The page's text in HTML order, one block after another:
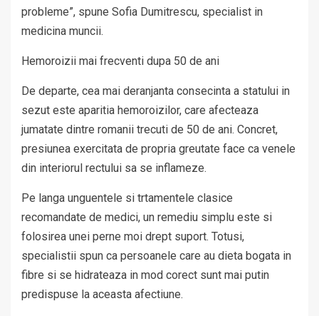
probleme”, spune Sofia Dumitrescu, specialist in
medicina muncii.
Hemoroizii mai frecventi dupa 50 de ani
De departe, cea mai deranjanta consecinta a statului in
sezut este aparitia hemoroizilor, care afecteaza
jumatate dintre romanii trecuti de 50 de ani. Concret,
presiunea exercitata de propria greutate face ca venele
din interiorul rectului sa se inflameze.
Pe langa unguentele si trtamentele clasice
recomandate de medici, un remediu simplu este si
folosirea unei perne moi drept suport. Totusi,
specialistii spun ca persoanele care au dieta bogata in
fibre si se hidrateaza in mod corect sunt mai putin
predispuse la aceasta afectiune.